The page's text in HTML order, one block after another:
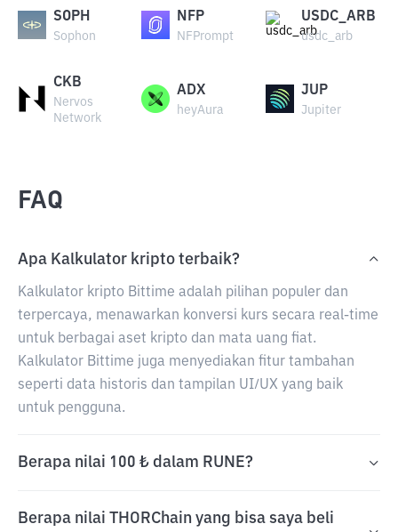
SOPH
Sophon
NFP
NFPrompt
USDC_ARB
usdc_arb
CKB
Nervos
Network
ADX
heyAura
JUP
Jupiter
FAQ
Apa Kalkulator kripto terbaik?
Kalkulator kripto Bittime adalah pilihan populer dan
terpercaya, menawarkan konversi kurs secara real-time
untuk berbagai aset kripto dan mata uang fiat.
Kalkulator Bittime juga menyediakan fitur tambahan
seperti data historis dan tampilan UI/UX yang baik
untuk pengguna.
Berapa nilai 100 ₺ dalam RUNE?
Berapa nilai THORChain yang bisa saya beli